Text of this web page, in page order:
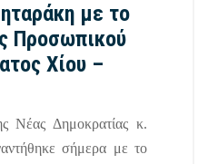
με το
Προσωπικού
Χίου –
Νέας Δημοκρατίας κ.
σήμερα με το